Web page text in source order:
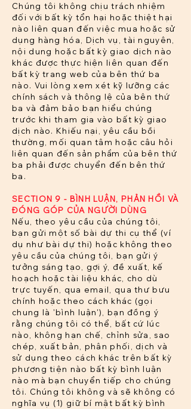
Chúng tôi không chịu trách nhiệm
đối với bất kỳ tổn hại hoặc thiệt hại
nào liên quan đến việc mua hoặc sử
dụng hàng hóa, Dịch vụ, tài nguyên,
nội dung hoặc bất kỳ giao dịch nào
khác được thực hiện liên quan đến
bất kỳ trang web của bên thứ ba
nào. Vui lòng xem xét kỹ lưỡng các
chính sách và thông lệ của bên thứ
ba và đảm bảo bạn hiểu chúng
trước khi tham gia vào bất kỳ giao
dịch nào. Khiếu nại, yêu cầu bồi
thường, mối quan tâm hoặc câu hỏi
liên quan đến sản phẩm của bên thứ
ba phải được chuyển đến bên thứ
ba.
SECTION 9 - BÌNH LUẬN, PHẢN HỒI VÀ
ĐÓNG GÓP CỦA NGƯỜI DÙNG
Nếu, theo yêu cầu của chúng tôi,
bạn gửi một số bài dự thi cụ thể (ví
dụ như bài dự thi) hoặc không theo
yêu cầu của chúng tôi, bạn gửi ý
tưởng sáng tạo, gợi ý, đề xuất, kế
hoạch hoặc tài liệu khác, cho dù
trực tuyến, qua email, qua thư bưu
chính hoặc theo cách khác (gọi
chung là 'bình luận'), bạn đồng ý
rằng chúng tôi có thể, bất cứ lúc
nào, không hạn chế, chỉnh sửa, sao
chép, xuất bản, phân phối, dịch và
sử dụng theo cách khác trên bất kỳ
phương tiện nào bất kỳ bình luận
nào mà bạn chuyển tiếp cho chúng
tôi. Chúng tôi không và sẽ không có
nghĩa vụ (1) giữ bí mật bất kỳ bình